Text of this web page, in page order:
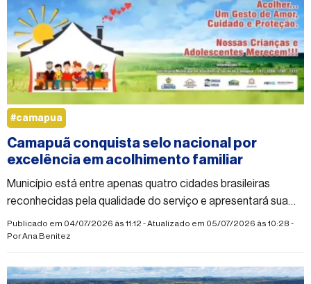
Camapuã conquista selo nacional por
excelência em acolhimento familiar
Município está entre apenas quatro cidades brasileiras
reconhecidas pela qualidade do serviço e apresentará sua
experiência em congresso internacional no Rio de Janeiro
Publicado em 04/07/2026 às 11:12 - Atualizado em 05/07/2026 às 10:28 -
PorAna Benitez
#camapua